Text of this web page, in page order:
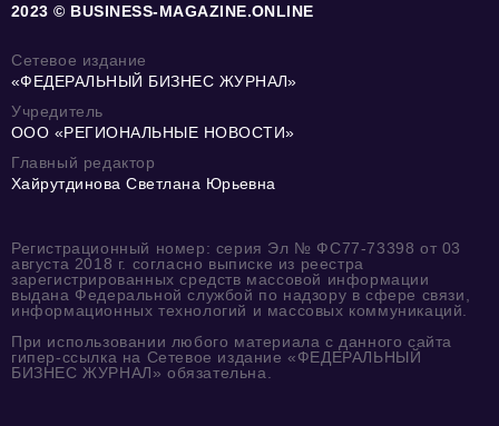
2023 © BUSINESS-MAGAZINE.ONLINE
Сетевое издание
«ФЕДЕРАЛЬНЫЙ БИЗНЕС ЖУРНАЛ»
Учредитель
ООО «РЕГИОНАЛЬНЫЕ НОВОСТИ»
Главный редактор
Хайрутдинова Светлана Юрьевна
Регистрационный номер: серия Эл № ФС77-73398 от 03
августа 2018 г. согласно выписке из реестра
зарегистрированных средств массовой информации
выдана Федеральной службой по надзору в сфере связи,
информационных технологий и массовых коммуникаций.
При использовании любого материала с данного сайта
гипер-ссылка на Сетевое издание «ФЕДЕРАЛЬНЫЙ
БИЗНЕС ЖУРНАЛ» обязательна.